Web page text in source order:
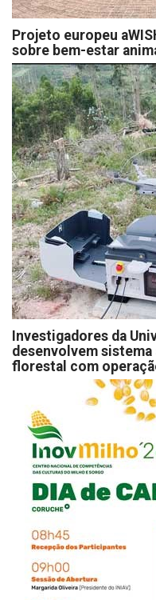
Projeto europeu
sobre bem-estar
Investigadores da
desenvolvem
florestal com